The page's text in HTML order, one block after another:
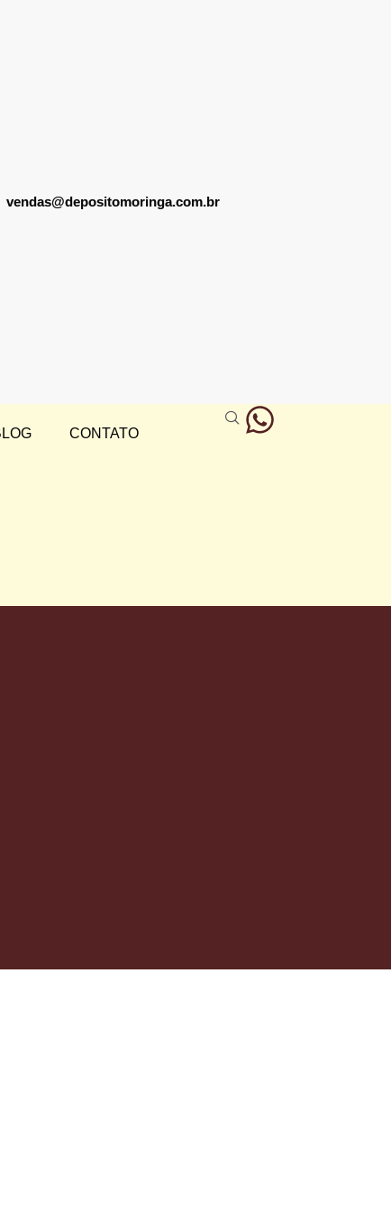
vendas@depositomoringa.com.br
CONTATO